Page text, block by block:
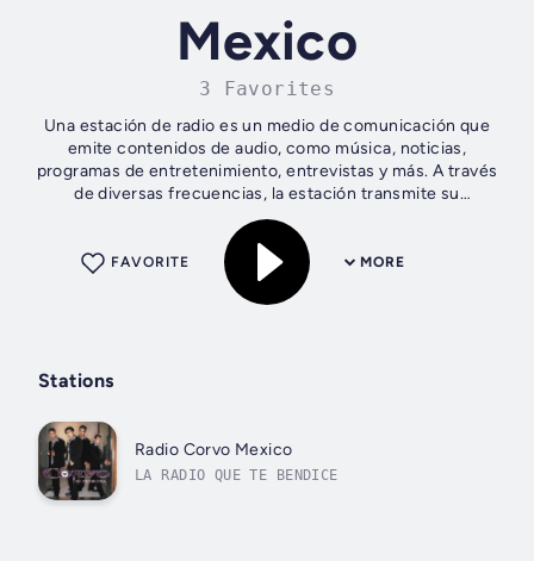
Mexico
3 Favorites
Una estación de radio es un medio de comunicación que
emite contenidos de audio, como música, noticias,
programas de entretenimiento, entrevistas y más. A través
de diversas frecuencias, la estación transmite su
programación a un público amplio y...
MORE
FAVORITE
Stations
Radio Corvo Mexico
LA RADIO QUE TE BENDICE